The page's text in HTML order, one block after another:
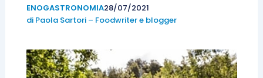
ENOGASTRONOMIA28/07/2021
di Paola Sartori – Foodwriter e blogger